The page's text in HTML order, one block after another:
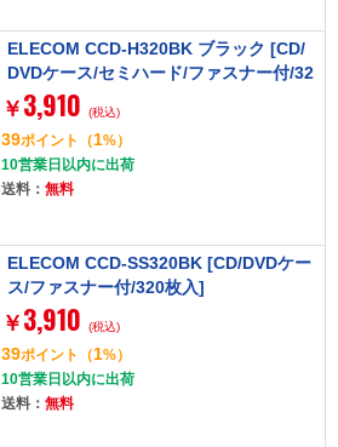
ELECOM CCD-H320BK ブラック [CD/
DVDケース/セミハード/ファスナー付/32
0枚入]
￥ 3,910 (税込)
39ポイント （1%）
10営業日以内に出荷
送料： 無料
ELECOM CCD-SS320BK [CD/DVDケー
ス/ファスナー付/320枚入]
￥ 3,910 (税込)
39ポイント （1%）
10営業日以内に出荷
送料： 無料